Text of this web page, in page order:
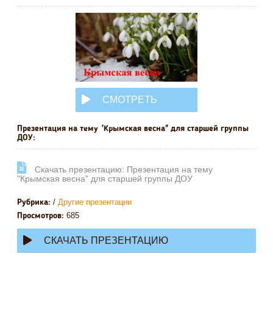
СМОТРЕТЬ
ОНЛАЙН
Презентация на тему "Крымская весна" для старшей группы
ДОУ:
Cкачать презентацию: Презентация на тему
"Крымская весна" для старшей группы ДОУ
Рубрика: / Другие презентации
Просмотров: 685
СКАЧАТЬ ПРЕЗЕНТАЦИЮ